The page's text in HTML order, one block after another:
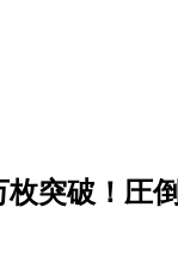
突破！圧倒